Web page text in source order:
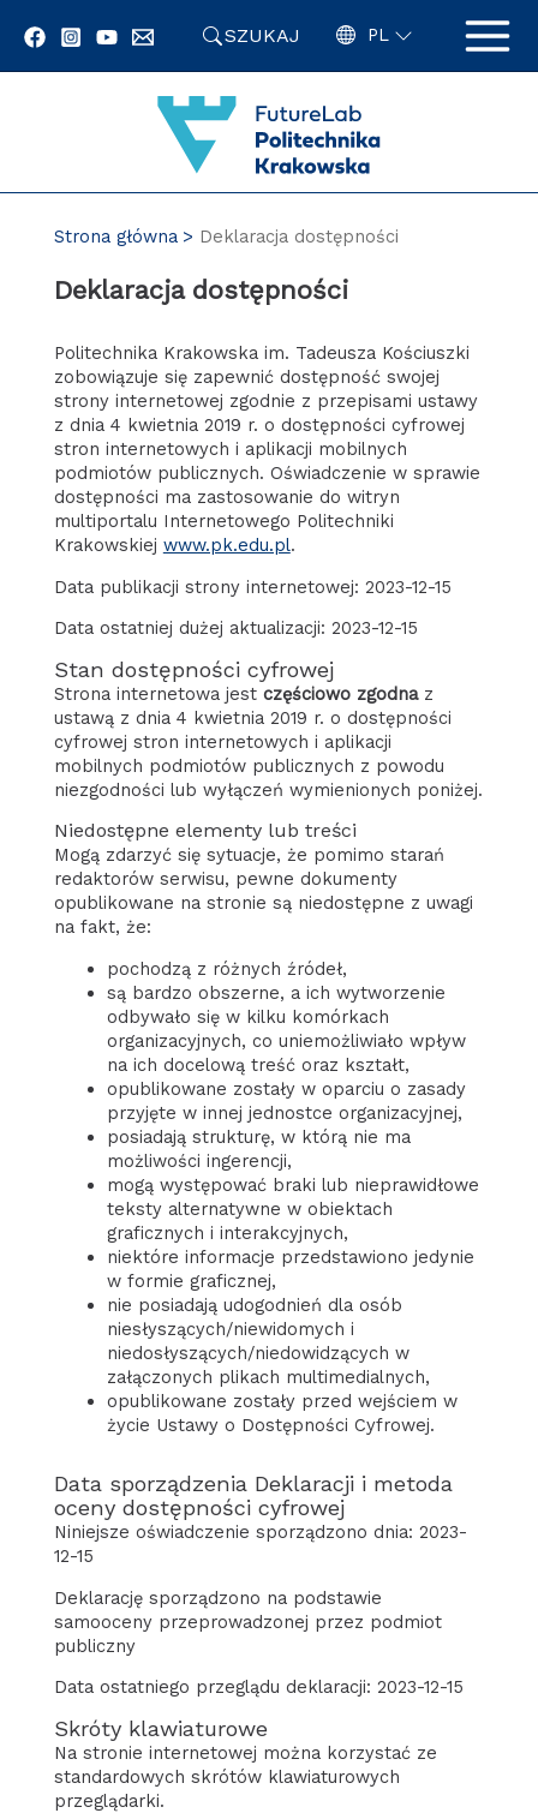
SZUKAJ PL
Strona główna Deklaracja dostępności
Deklaracja dostępności
Politechnika Krakowska im. Tadeusza Kościuszki
zobowiązuje się zapewnić dostępność swojej
strony internetowej zgodnie z przepisami ustawy
z dnia 4 kwietnia 2019 r. o dostępności cyfrowej
stron internetowych i aplikacji mobilnych
podmiotów publicznych. Oświadczenie w sprawie
dostępności ma zastosowanie do witryn
multiportalu Internetowego Politechniki
Krakowskiej www.pk.edu.pl.
Data publikacji strony internetowej: 2023-12-15
Data ostatniej dużej aktualizacji: 2023-12-15
Stan dostępności cyfrowej
Strona internetowa jest częściowo zgodnaz
ustawą z dnia 4 kwietnia 2019 r. o dostępności
cyfrowej stron internetowych i aplikacji
mobilnych podmiotów publicznych z powodu
niezgodności lub wyłączeń wymienionych poniżej.
Niedostępne elementy lub treści
Mogą zdarzyć się sytuacje, że pomimo starań
redaktorów serwisu, pewne dokumenty
opublikowane na stronie są niedostępne z uwagi
na fakt, że:
pochodzą z różnych źródeł,
są bardzo obszerne, a ich wytworzenie
odbywało się w kilku komórkach
organizacyjnych, co uniemożliwiało wpływ
na ich docelową treść oraz kształt,
opublikowane zostały w oparciu o zasady
przyjęte w innej jednostce organizacyjnej,
posiadają strukturę, w którą nie ma
możliwości ingerencji,
mogą występować braki lub nieprawidłowe
teksty alternatywne w obiektach
graficznych i interakcyjnych,
niektóre informacje przedstawiono jedynie
w formie graficznej,
nie posiadają udogodnień dla osób
niesłyszących/niewidomych i
niedosłyszących/niedowidzących w
załączonych plikach multimedialnych,
opublikowane zostały przed wejściem w
życie Ustawy o Dostępności Cyfrowej.
Data sporządzenia Deklaracji i metoda
oceny dostępności cyfrowej
Niniejsze oświadczenie sporządzono dnia: 2023-
12-15
Deklarację sporządzono na podstawie
samooceny przeprowadzonej przez podmiot
publiczny
Data ostatniego przeglądu deklaracji: 2023-12-15
Skróty klawiaturowe
Na stronie internetowej można korzystać ze
standardowych skrótów klawiaturowych
przeglądarki.